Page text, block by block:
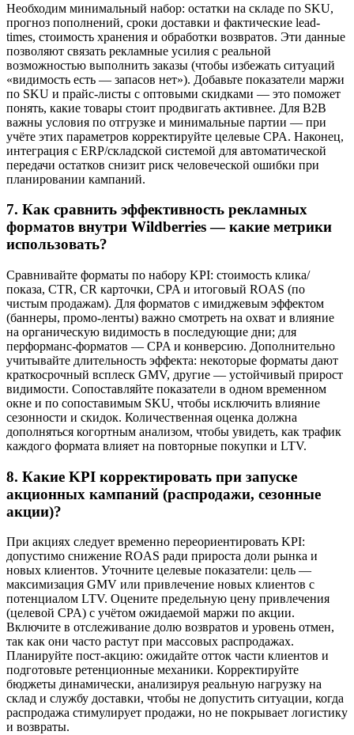
Необходим минимальный набор: остатки на складе по SKU,
прогноз пополнений, сроки доставки и фактические lead-
times, стоимость хранения и обработки возвратов. Эти данные
позволяют связать рекламные усилия с реальной
возможностью выполнить заказы (чтобы избежать ситуаций
«видимость есть — запасов нет»). Добавьте показатели маржи
по SKU и прайс-листы с оптовыми скидками — это поможет
понять, какие товары стоит продвигать активнее. Для B2B
важны условия по отгрузке и минимальные партии — при
учёте этих параметров корректируйте целевые CPA. Наконец,
интеграция с ERP/складской системой для автоматической
передачи остатков снизит риск человеческой ошибки при
планировании кампаний.
7. Как сравнить эффективность рекламных
форматов внутри Wildberries — какие метрики
использовать?
Сравнивайте форматы по набору KPI: стоимость клика/
показа, CTR, CR карточки, CPA и итоговый ROAS (по
чистым продажам). Для форматов с имиджевым эффектом
(баннеры, промо-ленты) важно смотреть на охват и влияние
на органическую видимость в последующие дни; для
перформанс-форматов — CPA и конверсию. Дополнительно
учитывайте длительность эффекта: некоторые форматы дают
краткосрочный всплеск GMV, другие — устойчивый прирост
видимости. Сопоставляйте показатели в одном временном
окне и по сопоставимым SKU, чтобы исключить влияние
сезонности и скидок. Количественная оценка должна
дополняться когортным анализом, чтобы увидеть, как трафик
каждого формата влияет на повторные покупки и LTV.
8. Какие KPI корректировать при запуске
акционных кампаний (распродажи, сезонные
акции)?
При акциях следует временно переориентировать KPI:
допустимо снижение ROAS ради прироста доли рынка и
новых клиентов. Уточните целевые показатели: цель —
максимизация GMV или привлечение новых клиентов с
потенциалом LTV. Оцените предельную цену привлечения
(целевой CPA) с учётом ожидаемой маржи по акции.
Включите в отслеживание долю возвратов и уровень отмен,
так как они часто растут при массовых распродажах.
Планируйте пост-акцию: ожидайте отток части клиентов и
подготовьте ретенционные механики. Корректируйте
бюджеты динамически, анализируя реальную нагрузку на
склад и службу доставки, чтобы не допустить ситуации, когда
распродажа стимулирует продажи, но не покрывает логистику
и возвраты.